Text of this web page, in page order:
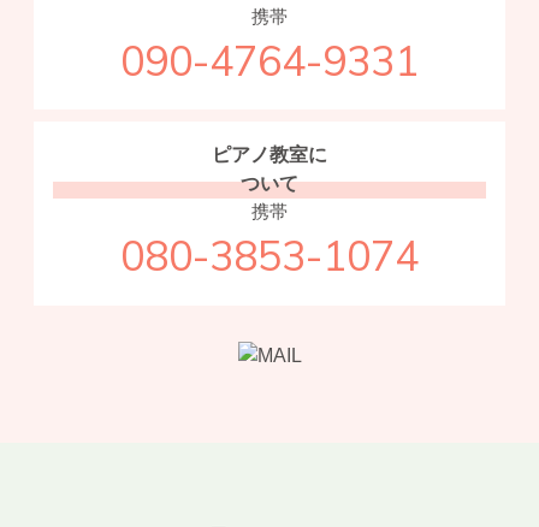
携帯
090-4764-9331
ピアノ教室に
ついて
携帯
080-3853-1074